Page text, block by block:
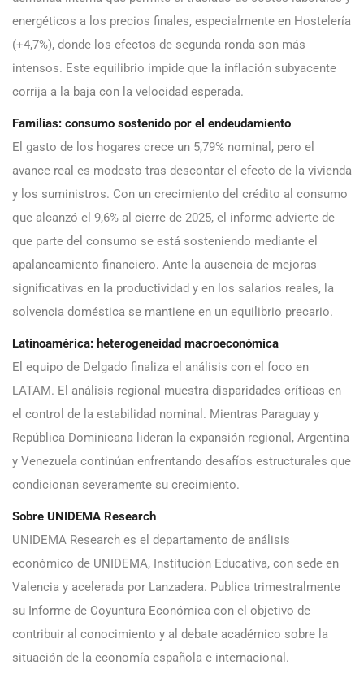
energéticos a los precios finales, especialmente en Hostelería
(+4,7%), donde los efectos de segunda ronda son más
intensos. Este equilibrio impide que la inflación subyacente
corrija a la baja con la velocidad esperada.
Familias: consumo sostenido por el endeudamiento
El gasto de los hogares crece un 5,79% nominal, pero el
avance real es modesto tras descontar el efecto de la vivienda
y los suministros. Con un crecimiento del crédito al consumo
que alcanzó el 9,6% al cierre de 2025, el informe advierte de
que parte del consumo se está sosteniendo mediante el
apalancamiento financiero. Ante la ausencia de mejoras
significativas en la productividad y en los salarios reales, la
solvencia doméstica se mantiene en un equilibrio precario.
Latinoamérica: heterogeneidad macroeconómica
El equipo de Delgado finaliza el análisis con el foco en
LATAM. El análisis regional muestra disparidades críticas en
el control de la estabilidad nominal. Mientras Paraguay y
República Dominicana lideran la expansión regional, Argentina
y Venezuela continúan enfrentando desafíos estructurales que
condicionan severamente su crecimiento.
Sobre UNIDEMA Research
UNIDEMA Research es el departamento de análisis
económico de UNIDEMA, Institución Educativa, con sede en
Valencia y acelerada por Lanzadera. Publica trimestralmente
su Informe de Coyuntura Económica con el objetivo de
contribuir al conocimiento y al debate académico sobre la
situación de la economía española e internacional.